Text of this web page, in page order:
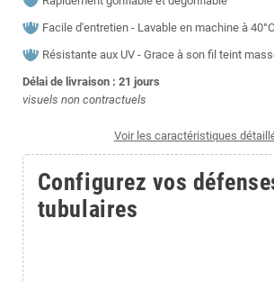
Facile d'entretien - Lavable en machine à 40°C
Résistante aux UV - Grace à son fil teint
Délai de livraison : 21 jours
visuels non contractuels
Voir les caractéristiques
Configurez vos
tubulaires